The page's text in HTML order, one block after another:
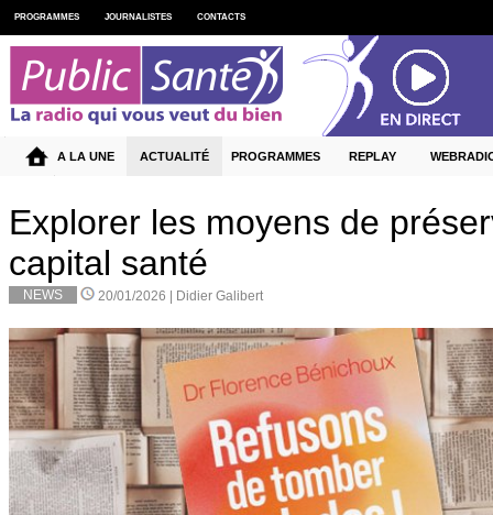
Explorer les moyens de
capital santé
NEWS 20/01/2026 | Didier Galibert
PROGRAMMES JOURNALISTES CONTACTS
A LA UNE ACTUALITÉ PROGRAMMES REPLAY